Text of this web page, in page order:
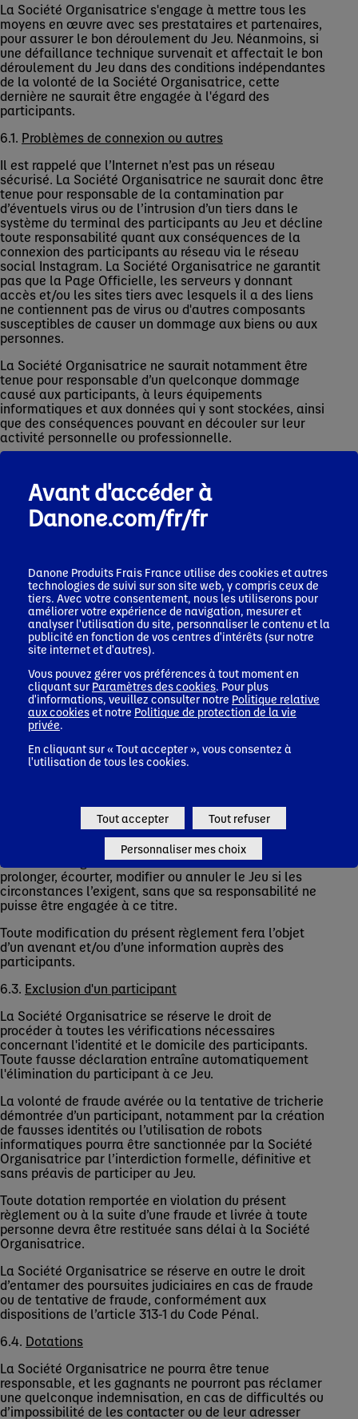
La Société Organisatrice s'engage à mettre tous les
moyens en œuvre avec ses prestataires et partenaires,
pour assurer le bon déroulement du Jeu. Néanmoins, si
une défaillance technique survenait et affectait le bon
déroulement du Jeu dans des conditions indépendantes
de la volonté de la Société Organisatrice, cette
dernière ne saurait être engagée à l'égard des
participants.
6.1. Problèmes de connexion ou autres
Il est rappelé que l’Internet n’est pas un réseau
sécurisé. La Société Organisatrice ne saurait donc être
tenue pour responsable de la contamination par
d’éventuels virus ou de l’intrusion d’un tiers dans le
système du terminal des participants au Jeu et décline
toute responsabilité quant aux conséquences de la
connexion des participants au réseau via le réseau
social Instagram. La Société Organisatrice ne garantit
pas que la Page Officielle, les serveurs y donnant
accès et/ou les sites tiers avec lesquels il a des liens
ne contiennent pas de virus ou d'autres composants
susceptibles de causer un dommage aux biens ou aux
personnes.
La Société Organisatrice ne saurait notamment être
tenue pour responsable d’un quelconque dommage
causé aux participants, à leurs équipements
informatiques et aux données qui y sont stockées, ainsi
que des conséquences pouvant en découler sur leur
activité personnelle ou professionnelle.
responsable d’un quelconque problème de
communication, de connexion réseau, d'ordinateurs ou
de connexion défaillante. La Société Organisatrice ne
peut être tenue pour responsable du mauvais
saurait davantage être tenue pour responsable au cas
où un ou plusieurs participants ne pourraient parvenir à
se connecter au réseau social Instagram ou TikTok ou
à participer au Jeu du fait de tout problème ou défaut
technique lié notamment à l'encombrement du réseau.
La Société Organisatrice ne garantit pas que la Page
contient pas d'erreurs informatiques quelconques, ni
que les défauts constatés seront corrigés.
La Société Organisatrice ne saurait être tenue pour
responsable d'une perte de données ou d'une
détérioration de ces données. La Société Organisatrice
ne sauraitêtre tenue pour responsable si les données
arrivaient illisibles ou impossibles à traiter.
Arrêt ou modification du Jeu
La Société Organisatrice se réserve le droit de
prolonger, écourter, modifier ou annuler le Jeu si les
circonstances l’exigent, sans que sa responsabilité ne
puisse être engagée à ce titre.
Toute modification du présent règlement fera l’objet
d’un avenant et/ou d’une information auprès des
participants.
6.3. Exclusion d'un participant
La Société Organisatrice se réserve le droit de
procéder à toutes les vérifications nécessaires
concernant l'identité et le domicile des participants.
Toute fausse déclaration entraîne automatiquement
l'élimination du participant à ce Jeu.
La volonté de fraude avérée ou la tentative de tricherie
démontrée d’un participant, notamment par la création
de fausses identités ou l’utilisation de robots
informatiques pourra être sanctionnée par la Société
Organisatrice par l’interdiction formelle, définitive et
sans préavis de participer au Jeu.
Toute dotation remportée en violation du présent
règlement ou à la suite d’une fraude et livrée à toute
personne devra être restituée sans délai à la Société
Organisatrice.
La Société Organisatrice se réserve en outre le droit
d’entamer des poursuites judiciaires en cas de fraude
ou de tentative de fraude, conformément aux
dispositions de l’article 313-1 du Code Pénal.
6.4. Dotations
La Société Organisatrice ne pourra être tenue
responsable, et les gagnants ne pourront pas réclamer
une quelconque indemnisation, en cas de difficultés ou
d’impossibilité de les contacter ou de leur adresser
Avant d'accéder à
Danone.com/fr/fr
Danone Produits Frais France utilise des cookies et autres
technologies de suivi sur son site web, y compris ceux de
tiers. Avec votre consentement, nous les utiliserons pour
améliorer votre expérience de navigation, mesurer et
analyser l'utilisation du site, personnaliser le contenu et la
publicité en fonction de vos centres d'intérêts (sur notre
site internet et d'autres).
Vous pouvez gérer vos préférences à tout moment en
cliquant sur Paramètres des cookies. Pour plus
d'informations, veuillez consulter notre Politique relative
aux cookieset notre Politique de protection de la vie
privée.
En cliquant sur « Tout accepter », vous consentez à
l'utilisation de tous les cookies.
Tout accepter Tout refuser
Personnaliser mes choix